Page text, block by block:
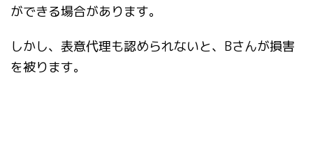
ができる場合があります。
しかし、表意代理も認められないと、Bさんが損害
を被ります。